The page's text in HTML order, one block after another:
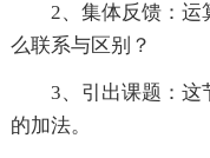
2、集体反馈：运
么联系与区别？
3、引出课题：这
的加法。